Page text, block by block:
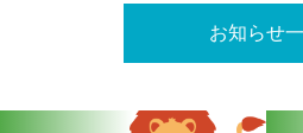
お知らせ